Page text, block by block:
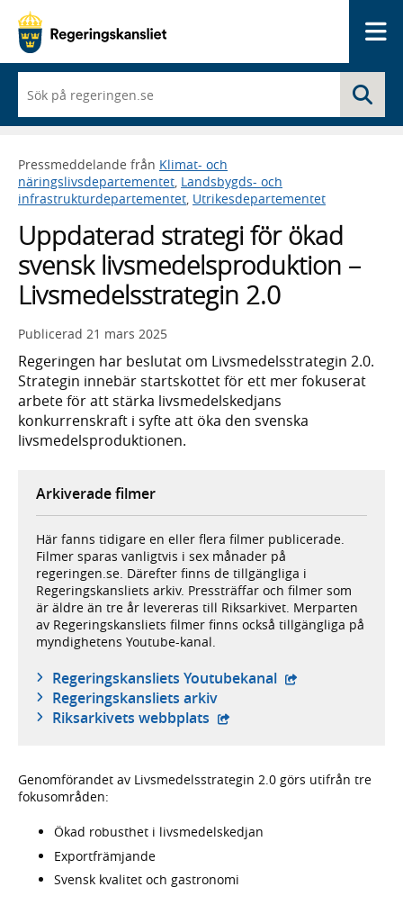
du
börjar
skriva
framträder
en
lista
sökförslag
Pressmeddelande från Klimat- och
näringslivsdepartementet, Landsbygds- och
infrastrukturdepartementet, Utrikesdepartementet
Uppdaterad strategi för ökad
svensk livsmedelsproduktion –
Livsmedelsstrategin 2.0
Publicerad 21 mars 2025
Regeringen har beslutat om Livsmedelsstrategin 2.0.
Strategin innebär startskottet för ett mer fokuserat
arbete för att stärka livsmedelskedjans
konkurrenskraft i syfte att öka den svenska
livsmedelsproduktionen.
Arkiverade filmer
Här fanns tidigare en eller flera filmer publicerade.
Filmer sparas vanligtvis i sex månader på
regeringen.se. Därefter finns de tillgängliga i
Regeringskansliets arkiv. Pressträffar och filmer som
är äldre än tre år levereras till Riksarkivet. Merparten
av Regeringskansliets filmer finns också tillgängliga på
myndighetens Youtube-kanal.
Regeringskansliets Youtubekanal - extern
Regeringskansliets arkiv
Riksarkivets webbplats - extern webbplats,
Genomförandet av Livsmedelsstrategin 2.0 görs utifrån tre
fokusområden:
Ökad robusthet i livsmedelskedjan
Exportfrämjande
Svensk kvalitet och gastronomi